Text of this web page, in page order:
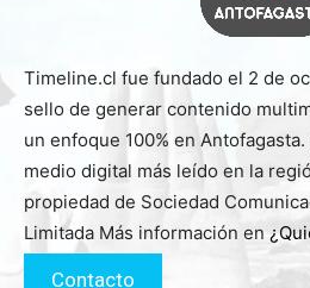
Timeline.cl fue fundado el 2 de
sello de generar contenido
un enfoque 100% en
medio digital más leído en la
propiedad de Sociedad
Limitada Más información en
Contacto